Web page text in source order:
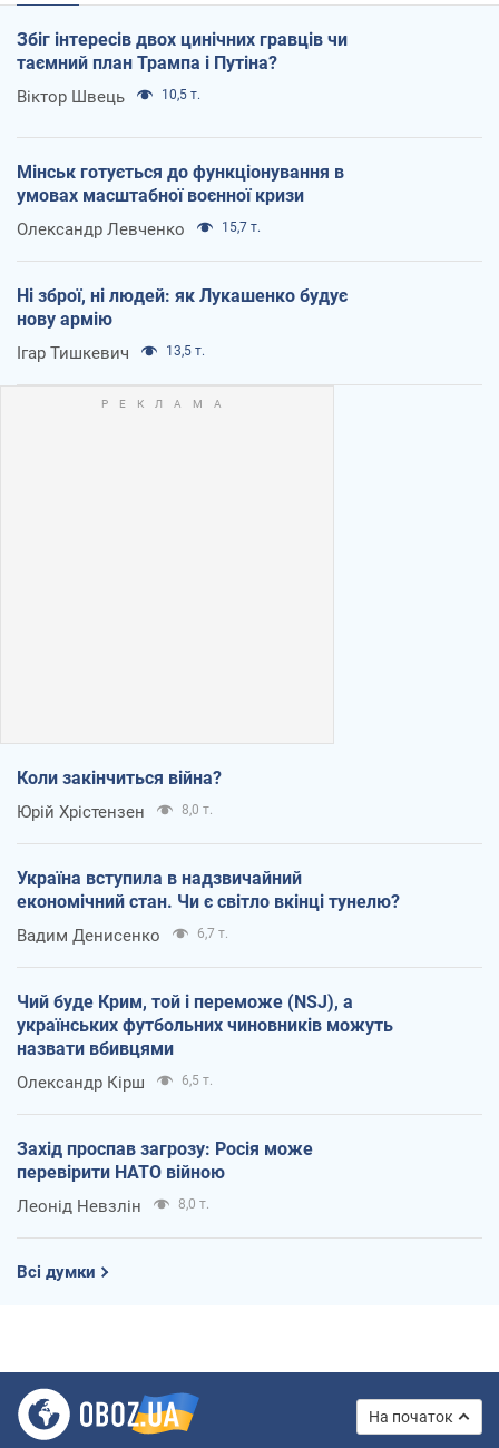
Збіг інтересів двох цинічних гравців чи
таємний план Трампа і Путіна?
Віктор Швець 10,5 т.
Мінськ готується до функціонування в
умовах масштабної воєнної кризи
Олександр Левченко 15,7 т.
Ні зброї, ні людей: як Лукашенко будує
нову армію
Ігар Тишкевич 13,5 т.
Коли закінчиться війна?
Юрій Хрістензен 8,0 т.
Україна вступила в надзвичайний
економічний стан. Чи є світло вкінці тунелю?
Вадим Денисенко 6,7 т.
Чий буде Крим, той і переможе (NSJ), а
українських футбольних чиновників можуть
назвати вбивцями
Олександр Кірш 6,5 т.
Захід проспав загрозу: Росія може
перевірити НАТО війною
Леонід Невзлін 8,0 т.
Всі думки
На початок